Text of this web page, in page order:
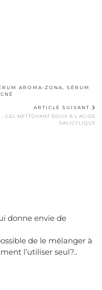
AROMA-ZONA
SÉRUM
ARTICLE SUIVANT
: GEL NETTOYANT DOUX À L’ACIDE
SALICYLIQUE
donne envie de
de le mélanger à
l’utiliser seul?..